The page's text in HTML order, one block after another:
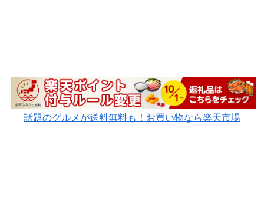
話題のグルメが送料無料も！お買い物なら楽天市場